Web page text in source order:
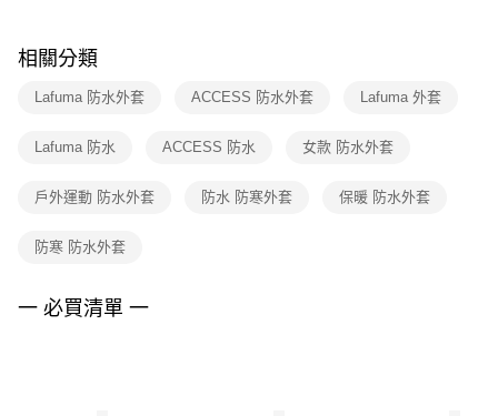
※ 交易是否成功請以「AFTEE先享後付 」之結帳頁面顯示為準，若有關於
是否繳費成功／繳費後需取消欲退款等相關疑問，請聯繫「AFTEE先享後付
客戶支援中心」https://netprotections.freshdesk.com/support/home
１．透過由恩沛科技股份有限公司提供之「AFTEE先享後付」服務完成之交
權轉讓予恩沛科技股份有限公司。
３．未成年的使用者請事先徵得法定代理人或監護人之同意方可使用
４．使用「AFTEE先享後付」時，將依據個別帳號之用戶狀況，依本公司即
相關分類
Lafuma 防水外套 ACCESS 防水外套 Lafuma 外套
Lafuma 防水 ACCESS 防水 女款 防水外套
戶外運動 防水外套 防水 防寒外套 保暖 防水外套
防寒 防水外套
一 必買清單 一